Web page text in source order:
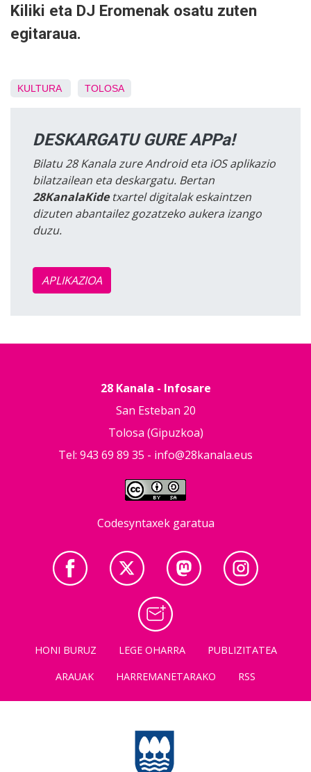
Kiliki eta DJ Eromenak osatu zuten
egitaraua.
KULTURA TOLOSA
DESKARGATU GURE APPa!
Bilatu 28 Kanala zure Android eta iOS aplikazio
bilatzailean eta deskargatu. Bertan
28KanalaKidetxartel digitalak eskaintzen
dizuten abantailez gozatzeko aukera izango
duzu.
APLIKAZIOA
28 Kanala - Infosare
San Esteban 20
Tolosa (Gipuzkoa)
Tel: 943 69 89 35 - info@28kanala.eus
Codesyntaxek garatua
HONI BURUZ LEGE OHARRA
PUBLIZITATEA
ARAUAK
HARREMANETARAKO RSS